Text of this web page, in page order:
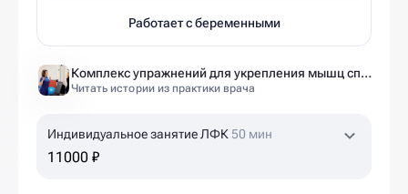
Работает с беременными
Комплекс упражнений для укрепления мышц спины и позвоночника от экспертов Ист Клиники
Читать истории из практики врача
Индивидуальное занятие ЛФК 50 мин
11000 ₽